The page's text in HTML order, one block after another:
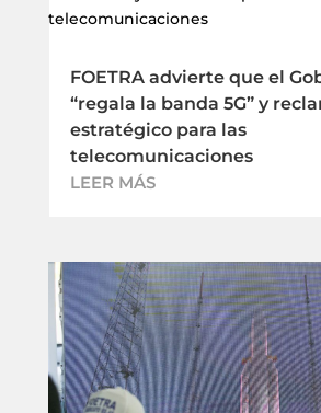
FOETRA advierte que el
“regala la banda 5G” y
estratégico para las
telecomunicaciones
LEER MÁS